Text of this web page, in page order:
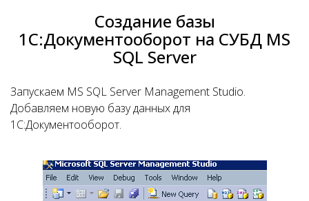
Создание базы
1С:Документооборот на СУБД MS
SQL Server
Запускаем MS SQL Server Management Studio.
Добавляем новую базу данных для
1С:Документооборот.